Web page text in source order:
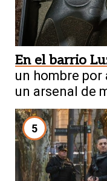
En el barrio
un hombre
un arsenal de
5